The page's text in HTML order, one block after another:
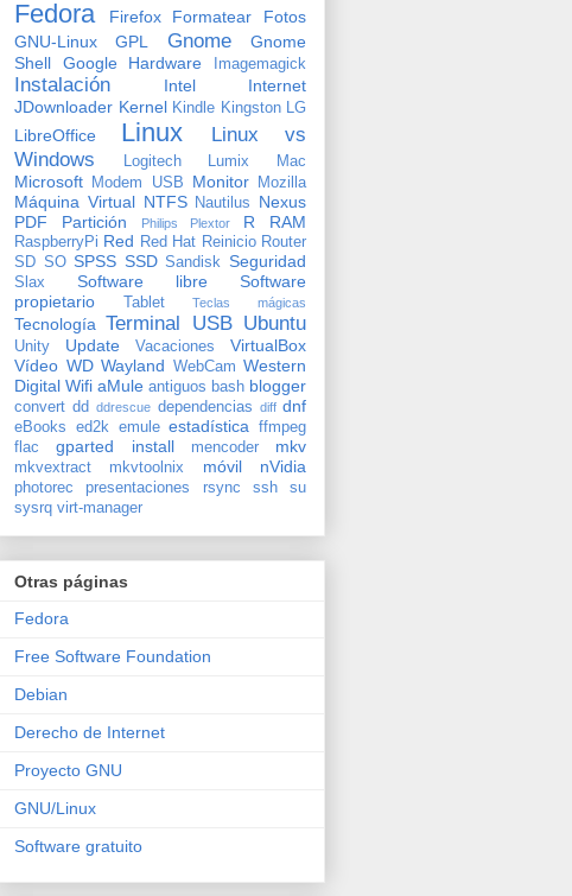
Fedora Firefox Formatear
Fotos
GNU-Linux
GPL Gnome
Gnome
Shell
Google Hardware Imagemagick
Instalación Intel
Internet
JDownloader Kernel Kindle Kingston LG
LibreOffice Linux
Linux vs
Windows
Logitech Lumix Mac
Microsoft Modem USB Monitor Mozilla
Máquina Virtual NTFS Nautilus
Nexus
PDF
Partición Philips Plextor R RAM
RaspberryPi Red Red Hat Reinicio Router
SD SO SPSS SSD Sandisk Seguridad
Slax Software libre
Software
propietario
Tablet Teclas mágicas
Tecnología Terminal USB Ubuntu
Unity Update Vacaciones
VirtualBox
Vídeo WD Wayland WebCam Western
Digital Wifi aMule antiguos bash blogger
convert dd ddrescue dependencias diff dnf
eBooks ed2k emule estadística ffmpeg
flac
gparted install mencoder mkv
mkvextract mkvtoolnix móvil nVidia
photorec presentaciones rsync ssh
su
sysrq virt-manager
Otras páginas
Fedora
Free Software Foundation
Debian
Derecho de Internet
Proyecto GNU
GNU/Linux
Software gratuito